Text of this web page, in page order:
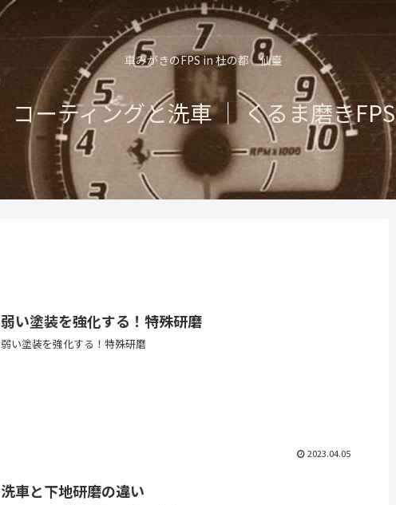
車みがきのFPS in 杜の都 仙臺
コーティングと洗車 ｜ くるま磨きFPS
弱い塗装を強化する！特殊研磨
弱い塗装を強化する！特殊研磨
2023.04.05
洗車と下地研磨の違い